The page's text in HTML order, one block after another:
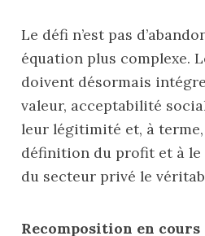
Le défi n’est pas
équation plus complexe.
doivent désormais
valeur, acceptabilité
leur légitimité et, à
définition du profit et à
du secteur privé le
Recomposition en cours